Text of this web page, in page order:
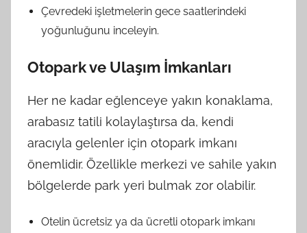
Çevredeki işletmelerin gece saatlerindeki
yoğunluğunu inceleyin.
Otopark ve Ulaşım İmkanları
Her ne kadar eğlenceye yakın konaklama,
arabasız tatili kolaylaştırsa da, kendi
aracıyla gelenler için otopark imkanı
önemlidir. Özellikle merkezi ve sahile yakın
bölgelerde park yeri bulmak zor olabilir.
Otelin ücretsiz ya da ücretli otopark imkanı